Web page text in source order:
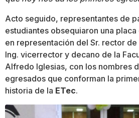
Acto seguido, representantes de
estudiantes obsequiaron una
en representación del Sr. rector de
Ing. vicerrector y decano de la
Alfredo Iglesias, con los nombres
egresados que conforman la
historia de la ETec.